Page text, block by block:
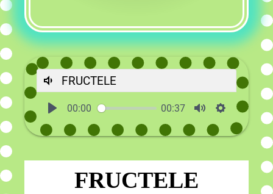
FRUCTELE
00:00 00:37
FRUCTELE